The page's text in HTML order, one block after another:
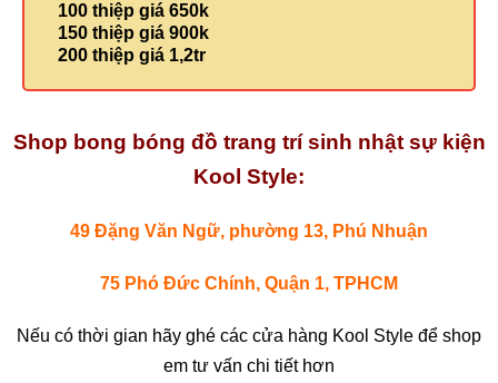
100 thiệp giá 650k
150 thiệp giá 900k
200 thiệp giá 1,2tr
Shop bong bóng đồ trang trí sinh nhật sự kiện
Kool Style:
49 Đặng Văn Ngữ, phường 13, Phú Nhuận
75 Phó Đức Chính, Quận 1, TPHCM
Nếu có thời gian hãy ghé các cửa hàng Kool Style để shop
em tư vấn chi tiết hơn